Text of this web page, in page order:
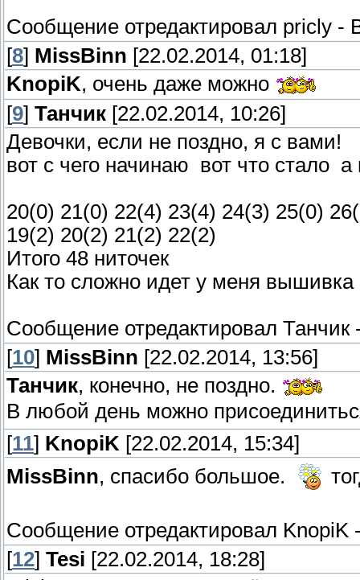
Сообщение отредактировал pricly -
[8] MissBinn [22.02.2014, 01:18]
KnopiK, очень даже можно
[9] Танчик [22.02.2014, 10:26]
Девочки, если не поздно, я с вами!
вот с чего начинаю вот что стало а
20(0) 21(0) 22(4) 23(4) 24(3) 25(0)
19(2) 20(2) 21(2) 22(2)
Итого 48 ниточек
Как то сложно идет у меня вышивка
Сообщение отредактировал Танчик
[10] MissBinn [22.02.2014, 13:56]
Танчик, конечно, не поздно.
В любой день можно
[11] KnopiK [22.02.2014, 15:34]
MissBinn, спасибо большое.
Сообщение отредактировал KnopiK
[12] Tesi [22.02.2014, 18:28]